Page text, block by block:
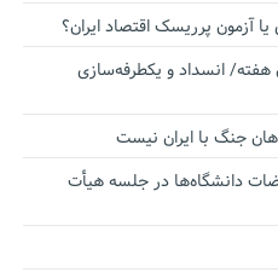
آزمون پرریسک اقتصاد ایران؟
هفته/ انسداد و یکطرفه‌سازی
جنگ با ایران نیست
دانشگاه‌ها در جلسه هیأت